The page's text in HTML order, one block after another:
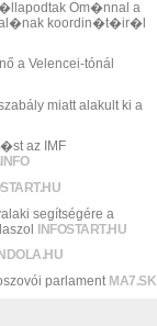
Om�nnal a
koordin�t�ir�l
a Velencei-tónál
miatt alakult ki a
az IMF
segítségére a
INFOSTART.HU
parlament MA7.SK